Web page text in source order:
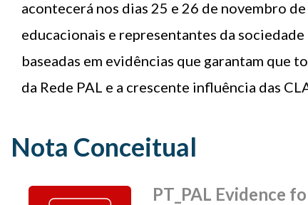
acontecerá nos dias 25 e 26 de novembro
educacionais e representantes da
baseadas em evidências que garantam que
da Rede PAL e a crescente influência das
Nota Conceitual
PT_PAL Evidence